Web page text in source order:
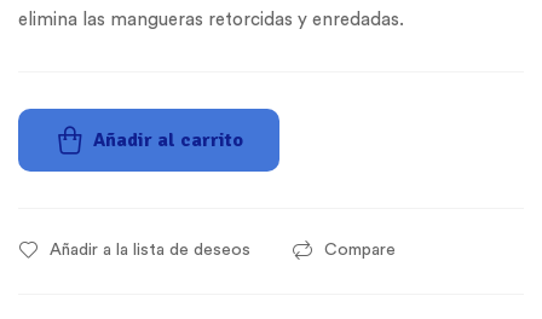
elimina las mangueras retorcidas y enredadas.
Añadir al carrito
Añadir a la lista de deseos Compare